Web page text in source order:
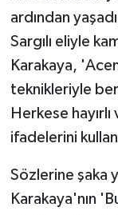
ardından
Sargılı eliyle
Karakaya,
teknikleriyle
Herkese
ifadelerini
Sözlerine şaka
Karakaya'nın